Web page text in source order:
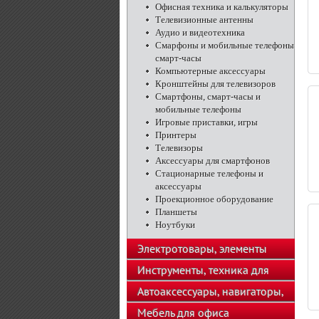
телефоныОфисная техника и калькуляторы
Телевизионные антенны
Аудио и видеотехника
Смарфоны и мобильные телефоны
смарт-часы
Компьютерные аксессуары
Кронштейны для телевизоров
Смартфоны, смарт-часы и
мобильные телефоны
Игровые приставки, игры
Принтеры
Телевизоры
Аксессуары для смартфонов
Стационарные телефоны и
аксессуары
Проекционное оборудование
Планшеты
Ноутбуки
Электротовары, элементы
питания, освещение
Инструменты, техника для
подсобного хозяйства
Автоаксессуары, навигаторы,
автозвук
Мебель для офиса